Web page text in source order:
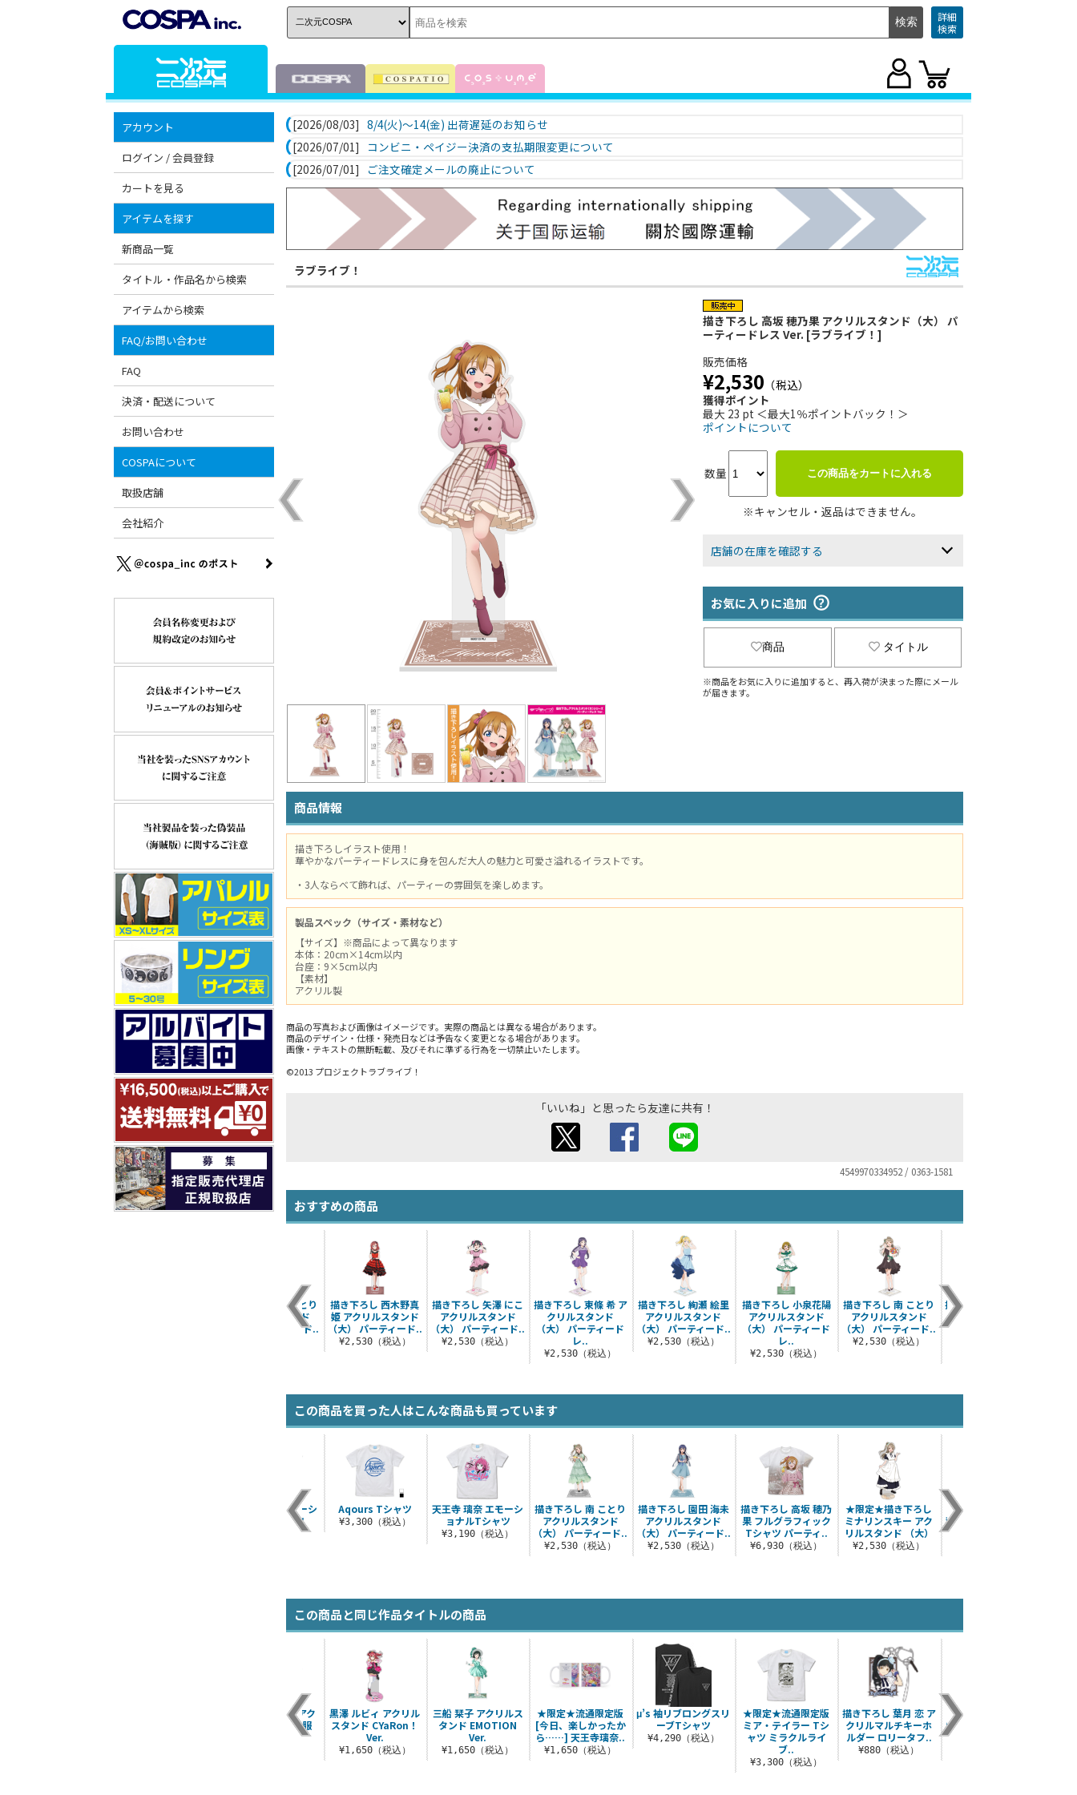
詳細
検索
アカウント
ログイン / 会員登録
カートを見る
アイテムを探す
新商品一覧
タイトル・作品名から検索
アイテムから検索
FAQ/お問い合わせ
FAQ
決済・配送について
お問い合わせ
COSPAについて
取扱店舗
会社紹介
[2026/08/03] 8/4(火)～14(金) 出荷遅延のお知らせ
[2026/07/01]
コンビニ・ペイジー決済の支払期限変更について
[2026/07/01]
ご注文確定メールの廃止について
ラブライブ！
描き下ろし 高坂 穂乃果 アクリルスタンド（大） パ
ーティードレス Ver. [ラブライブ！]
販売価格
¥2,530 （税込）
獲得ポイント
最大 23 pt ＜最大1％ポイントバック！＞
ポイントについて
数量 この商品をカートに入れる
※キャンセル・返品はできません。
店舗の在庫を確認する
お気に入りに追加
商品 タイトル
※商品をお気に入りに追加すると、再入荷が決まった際にメール
が届きます。
商品情報
描き下ろしイラスト使用！
華やかなパーティードレスに身を包んだ大人の魅力と可愛さ溢れるイラストです。
・3人ならべて飾れば、パーティーの雰囲気を楽しめます。
製品スペック（サイズ・素材など）
【サイズ】※商品によって異なります
本体：20cm×14cm以内
台座：9×5cm以内
【素材】
アクリル製
商品の写真および画像はイメージです。実際の商品とは異なる場合があります。
商品のデザイン・仕様・発売日などは予告なく変更となる場合があります。
画像・テキストの無断転載、及びそれに準ずる行為を一切禁止いたします。
©2013 プロジェクトラブライブ！
「いいね」と思ったら友達に共有！
4549970334952 / 0363-1581
おすすめの商品
描き下ろし 東條 希 ア
クリルスタンド
（大） パーティード
レ..
¥2,530（税込）
描き下ろし 絢瀬 絵里
アクリルスタンド
（大） パーティード..
¥2,530（税込）
描き下ろし 小泉花陽
アクリルスタンド
（大） パーティード
レ..
¥2,530（税込）
描き下ろし 南 ことり
アクリルスタンド
（大） パーティード..
¥2,530（税込）
描き下ろし 星空 凛 ア
クリルスタンド
（大） パーティード
描き下ろし 南 ことり
アクリルスタンド
（大） パーティード..
描き下ろし 西木野真
姫 アクリルスタンド
（大） パーティード..
¥2,530（税込）
描き下ろし 矢澤 にこ
アクリルスタンド
（大） パーティード..
¥2,530（税込）
この商品を買った人はこんな商品も買っています
描き下ろし 南 ことり
アクリルスタンド
（大） パーティード..
¥2,530（税込）
描き下ろし 園田 海未
アクリルスタンド
（大） パーティード..
¥2,530（税込）
描き下ろし 高坂 穂乃
果 フルグラフィック
Tシャツ パーティ..
¥6,930（税込）
★限定★描き下ろし
ミナリンスキー アク
リルスタンド （大）
¥2,530（税込）
描き下ろし ことり＆
穂乃果＆海未 100cm
優木 せつ菜 エモーシ
ョナルTシャツ
¥3,190（税込）
Aqours Tシャツ
¥3,300（税込）
天王寺 璃奈 エモーシ
ョナルTシャツ
¥3,190（税込）
この商品と同じ作品タイトルの商品
★限定★流通限定版
[今日、楽しかったか
ら……] 天王寺璃奈..
¥1,650（税込）
μ’s 袖リブロングスリ
ーブTシャツ
¥4,290（税込）
★限定★流通限定版
ミア・テイラー Tシ
ャツ ミラクルライ
ブ..
¥3,300（税込）
描き下ろし 葉月 恋 ア
クリルマルチキーホ
ルダー ロリータフ..
¥880（税込）
私立浦の星女学院 夏
制服ジャケット1年生
エマ・ヴェルデ アク
リルつままれ 夏服
黒澤 ルビィ アクリル
スタンド CYaRon！
Ver.
¥1,650（税込）
三船 栞子 アクリルス
タンド EMOTION
Ver.
¥1,650（税込）